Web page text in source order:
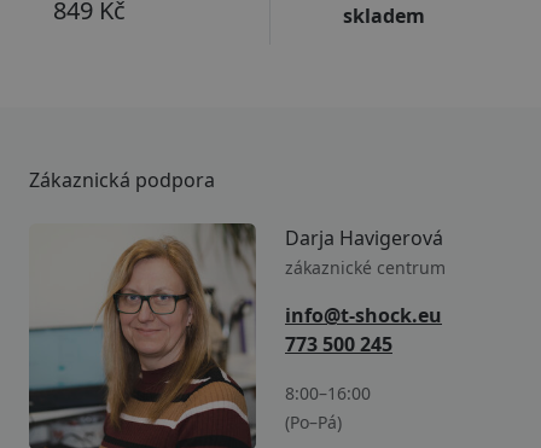
849 Kč skladem
Zákaznická podpora
Darja Havigerová
zákaznické centrum
info@t-shock.eu
773 500 245
8:00–16:00
(Po–Pá)